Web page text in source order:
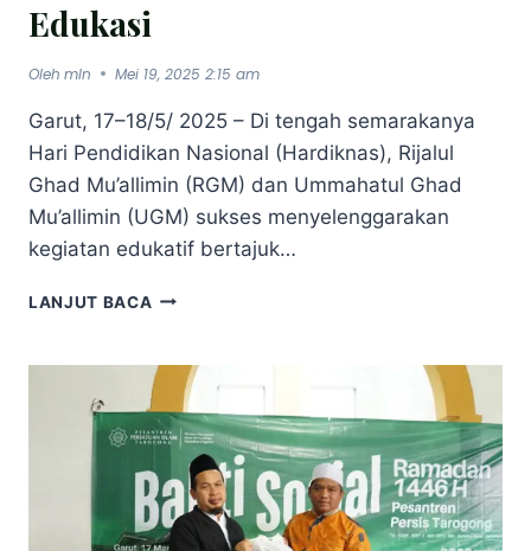
Edukasi
Oleh mln Mei 19, 2025 2:15 am
Garut, 17–18/5/ 2025 – Di tengah semarakanya
Hari Pendidikan Nasional (Hardiknas), Rijalul
Ghad Mu’allimin (RGM) dan Ummahatul Ghad
Mu’allimin (UGM) sukses menyelenggarakan
kegiatan edukatif bertajuk…
LANJUT BACA